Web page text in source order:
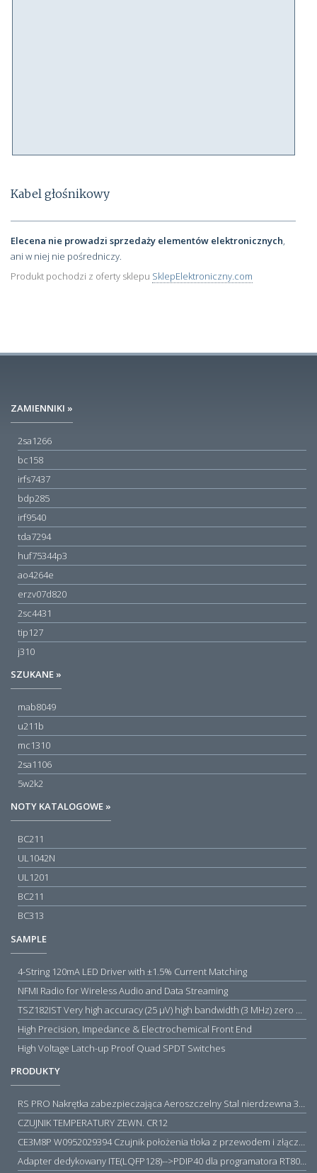
Kabel głośnikowy
Elecena nie prowadzi sprzedaży elementów elektronicznych
ani w niej nie pośredniczy.
Produkt pochodzi z oferty sklepu SklepElektroniczny.com
ZAMIENNIKI »
2sa1266
bc158
irfs7437
bdp285
irf9540
tda7294
huf75344p3
ao4264e
erzv07d820
2sc4431
tip127
j310
SZUKANE »
mab8049
u211b
mc1310
2sa1106
5w2k2
NOTY KATALOGOWE »
BC211
UL1042N
UL1201
BC211
BC313
SAMPLE
4-String 120mA LED Driver with ±1.5% Current Matching
NFMI Radio for Wireless Audio and Data Streaming
TSZ182IST Very high accuracy (25 µV) high bandwidth (3 MHz) zero drift 5 V operational amplifiers
High Precision, Impedance & Electrochemical Front End
High Voltage Latch-up Proof Quad SPDT Switches
PRODUKTY
RS PRO Nakrętka zabezpieczająca Aeroszczelny Stal nierdzewna 316 Zwykłe
CZUJNIK TEMPERATURY ZEWN. CR12
CE3M8P W0952029394 Czujnik położenia tłoka z przewodem i złączem M8, PNP NO, 10...30VDC, 100mA, METALWORK, METAL WORK jak MZT1-0
Adapter dedykowany ITE(LQFP128)-->PDIP40 dla programatora RT809H/RT809F (simple)